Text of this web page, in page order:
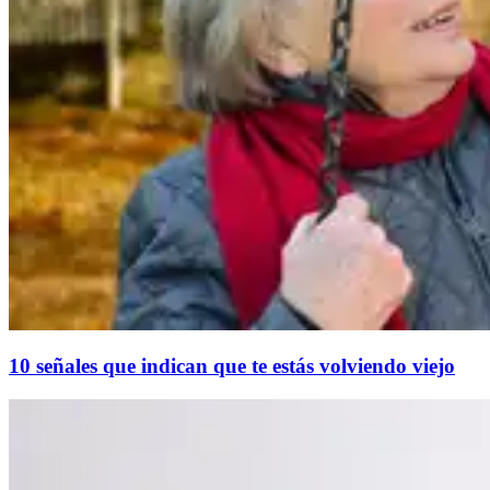
10 señales que indican que te estás volviendo viejo